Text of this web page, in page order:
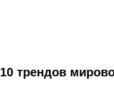
10 трендов